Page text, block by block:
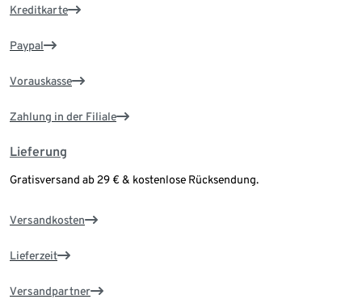
Kreditkarte
Paypal
Vorauskasse
Zahlung in der Filiale
Lieferung
Gratisversand ab 29 € & kostenlose Rücksendung.
Versandkosten
Lieferzeit
Versandpartner